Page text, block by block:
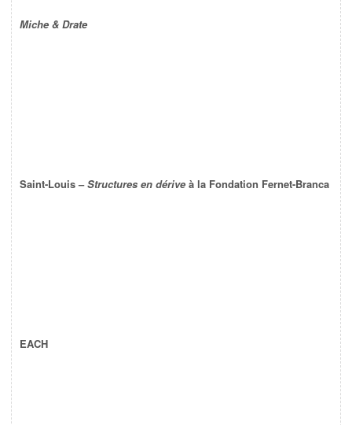
Miche & Drate
Saint-Louis –Structures en dérive à la Fondation Fernet-Branca
EACH